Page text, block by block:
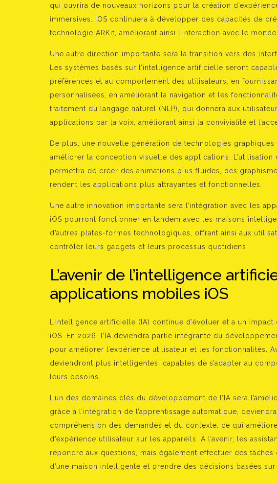
qui ouvrira de nouveaux horizons pour la création
immersives. iOS continuera à développer des capacités de
technologie ARKit, améliorant ainsi l’interaction avec le monde
Une autre direction importante sera la transition vers des
Les systèmes basés sur l’intelligence artificielle seront
préférences et au comportement des utilisateurs, en
personnalisées, en améliorant la navigation et les
traitement du langage naturel (NLP), qui donnera aux
applications par la voix, améliorant ainsi la convivialité et
De plus, une nouvelle génération de technologies
améliorer la conception visuelle des applications.
permettra de créer des animations plus fluides, des
rendent les applications plus attrayantes et fonctionnelles.
Une autre innovation importante sera l’intégration avec les
iOS pourront fonctionner en tandem avec les maisons
d’autres plates-formes technologiques, offrant ainsi aux
contrôler leurs gadgets et leurs processus quotidiens.
L’avenir de l’intelligence
applications mobiles iOS
L’intelligence artificielle (IA) continue d’évoluer et a un
iOS. En 2026, l’IA deviendra partie intégrante du
pour améliorer l’expérience utilisateur et les fonctionnalités.
deviendront plus intelligentes, capables de s’adapter au
leurs besoins.
L’un des domaines clés du développement de l’IA sera
grâce à l’intégration de l’apprentissage automatique,
compréhension des demandes et du contexte, ce qui
d’expérience utilisateur sur les appareils. À l’avenir, les
répondre aux questions, mais également effectuer des
d’une maison intelligente et prendre des décisions basées